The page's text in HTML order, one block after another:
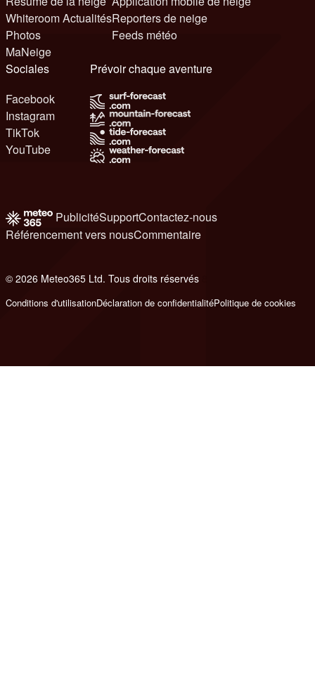
Whiteroom Actualités
Photos
MaNeige
Reporters de neige
Feeds météo
Sociales
Facebook
Instagram
TikTok
YouTube
Prévoir chaque aventure
PublicitéSupportContactez-nous
Référencement vers nousCommentaire
© 2026 Meteo365 Ltd. Tous droits réservés
Conditions d'utilisationDéclaration de confidentialitéPolitique de cookies